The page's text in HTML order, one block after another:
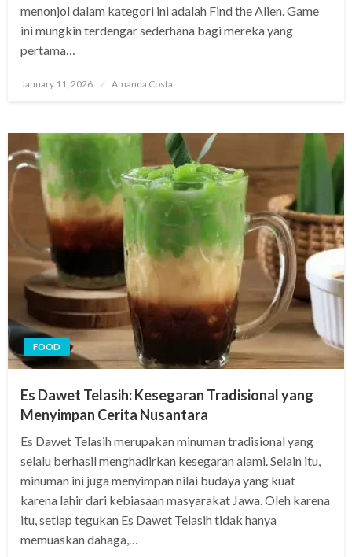
menonjol dalam kategori ini adalah Find the Alien. Game
ini mungkin terdengar sederhana bagi mereka yang
pertama…
Posted
January 11, 2026 Amanda Costa
FOOD
Es Dawet Telasih: Kesegaran Tradisional yang
Menyimpan Cerita Nusantara
Es Dawet Telasih merupakan minuman tradisional yang
selalu berhasil menghadirkan kesegaran alami. Selain itu,
minuman ini juga menyimpan nilai budaya yang kuat
karena lahir dari kebiasaan masyarakat Jawa. Oleh karena
itu, setiap tegukan Es Dawet Telasih tidak hanya
memuaskan dahaga,…